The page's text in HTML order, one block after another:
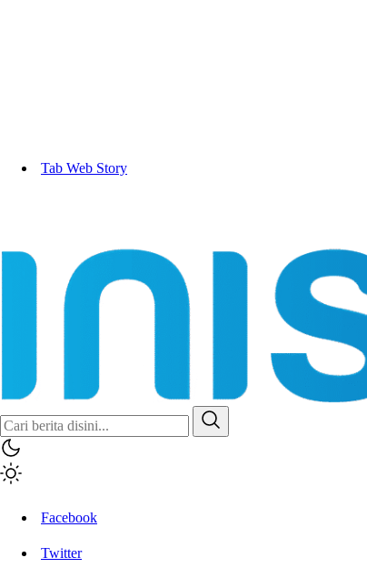
Tab Web Story
Inisiatif.co
Stay Connected Stay Informed
Facebook
Twitter